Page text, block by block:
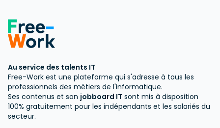
Au service des talents IT
Free-Work est une plateforme qui s'adresse à tous les
professionnels des métiers de l'informatique.
Ses contenus et son jobboard IT sont mis à disposition
100% gratuitement pour les indépendants et les salariés du
secteur.